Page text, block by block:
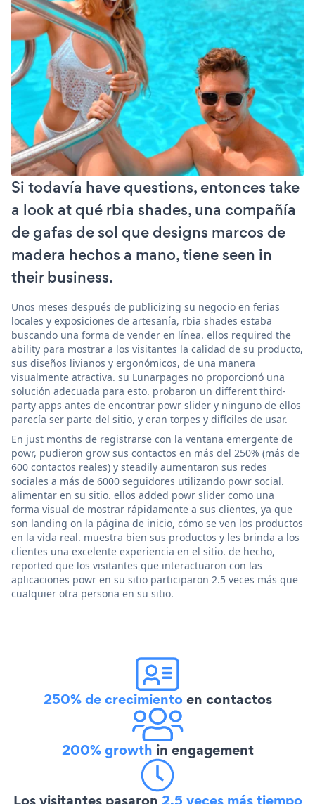
Si todavía have questions, entonces take
a look at qué rbia shades, una compañía
de gafas de sol que designs marcos de
madera hechos a mano, tiene seen in
their business.
Unos meses después de publicizing su negocio en ferias
locales y exposiciones de artesanía, rbia shades estaba
buscando una forma de vender en línea. ellos required the
ability para mostrar a los visitantes la calidad de su producto,
sus diseños livianos y ergonómicos, de una manera
visualmente atractiva. su Lunarpages no proporcionó una
solución adecuada para esto. probaron un different third-
party apps antes de encontrar powr slider y ninguno de ellos
parecía ser parte del sitio, y eran torpes y difíciles de usar.
En just months de registrarse con la ventana emergente de
powr, pudieron grow sus contactos en más del 250% (más de
600 contactos reales) y steadily aumentaron sus redes
sociales a más de 6000 seguidores utilizando powr social.
alimentar en su sitio. ellos added powr slider como una
forma visual de mostrar rápidamente a sus clientes, ya que
son landing on la página de inicio, cómo se ven los productos
en la vida real. muestra bien sus productos y les brinda a los
clientes una excelente experiencia en el sitio. de hecho,
reported que los visitantes que interactuaron con las
aplicaciones powr en su sitio participaron 2.5 veces más que
cualquier otra persona en su sitio.
250% de crecimientoen contactos
200% growth in engagement